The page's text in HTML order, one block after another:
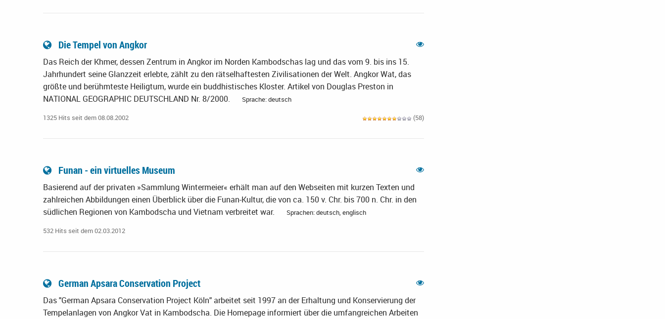
Die Tempel von Angkor
Das Reich der Khmer, dessen Zentrum in Angkor im Norden Kambodschas lag und das vom 9. bis ins 15.
Jahrhundert seine Glanzzeit erlebte, zählt zu den rätselhaftesten Zivilisationen der Welt. Angkor Wat, das
größte und berühmteste Heiligtum, wurde ein buddhistisches Kloster. Artikel von Douglas Preston in
NATIONAL GEOGRAPHIC DEUTSCHLAND Nr. 8/2000.
Sprache: deutsch
1325 Hits seit dem 08.08.2002 (58)
Funan - ein virtuelles Museum
Basierend auf der privaten »Sammlung Wintermeier« erhält man auf den Webseiten mit kurzen Texten und
zahlreichen Abbildungen einen Überblick über die Funan-Kultur, die von ca. 150 v. Chr. bis 700 n. Chr. in den
südlichen Regionen von Kambodscha und Vietnam verbreitet war.
Sprachen: deutsch, englisch
532 Hits seit dem 02.03.2012
German Apsara Conservation Project
Das "German Apsara Conservation Project Köln" arbeitet seit 1997 an der Erhaltung und Konservierung der
Tempelanlagen von Angkor Vat in Kambodscha. Die Homepage informiert über die umfangreichen Arbeiten